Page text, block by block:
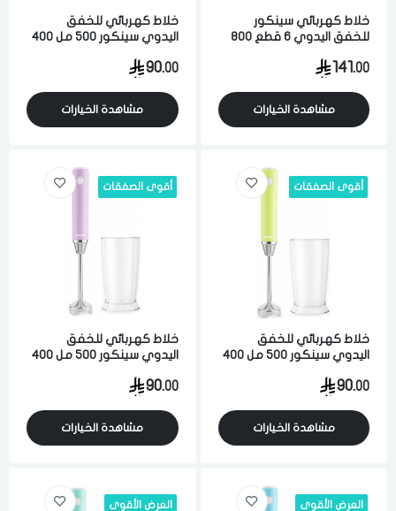
خلاط كهربائي سينكور
للخفق اليدوي 6 قطع 800
141.00
مشاهدة الخيارات
خلاط كهربائي للخفق
اليدوي سينكور 500 مل 400
90.00
مشاهدة الخيارات
أقوى الصفقات
خلاط كهربائي للخفق
اليدوي سينكور 500 مل 400
90.00
مشاهدة الخيارات
أقوى الصفقات
خلاط كهربائي للخفق
اليدوي سينكور 500 مل 400
90.00
مشاهدة الخيارات
العرض الأقوى العرض الأقوى